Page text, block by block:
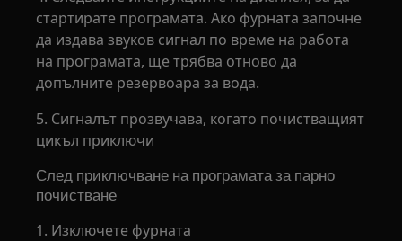
стартирате програмата. Ако фурната започне
да издава звуков сигнал по време на работа
на програмата, ще трябва отново да
допълните резервоара за вода.
5. Сигналът прозвучава, когато почистващият
цикъл приключи
След приключване на програмата за парно
почистване
1. Изключете фурната